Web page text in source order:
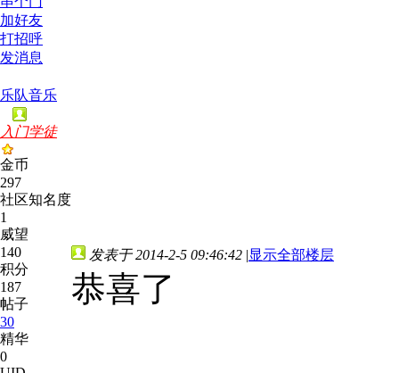
加好友
打招呼
发消息
乐队音乐
入门学徒
金币
297
社区知名度
1
威望
140
积分
187
帖子
30
精华
0
发表于 2014-2-5 09:46:42 |显示全部楼层
恭喜了